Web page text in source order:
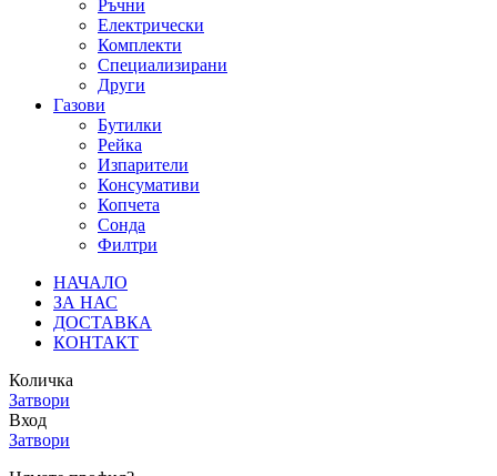
Ръчни
Електрически
Комплекти
Специализирани
Други
Газови
Бутилки
Рейка
Изпарители
Консумативи
Копчета
Сонда
Филтри
НАЧАЛО
ЗА НАС
ДОСТАВКА
КОНТАКТ
Количка
Затвори
Вход
Затвори